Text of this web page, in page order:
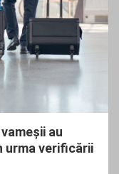
au
urma verificării